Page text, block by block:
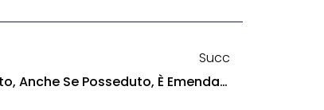
Succ
L’indicazione Errata Di Un Requisito, Anche Se Posseduto, È Emendabile Con Il Soccorso Istruttorio?